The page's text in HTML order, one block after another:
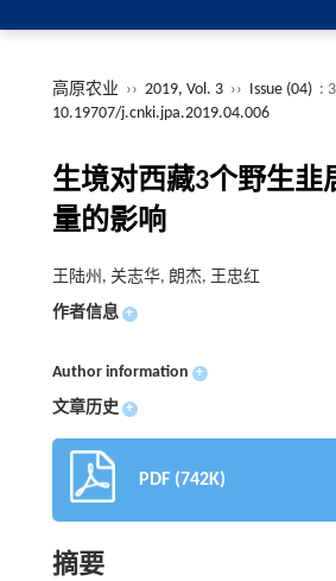
高原农业 ›› 2019, Vol. 3 ›› Issue (04) :
10.19707/j.cnki.jpa.2019.04.006
生境对西藏3个野生韭
量的影响
王陆州, 关志华, 朗杰, 王忠红
作者信息 +
Author information +
文章历史 +
PDF (742K)
摘要